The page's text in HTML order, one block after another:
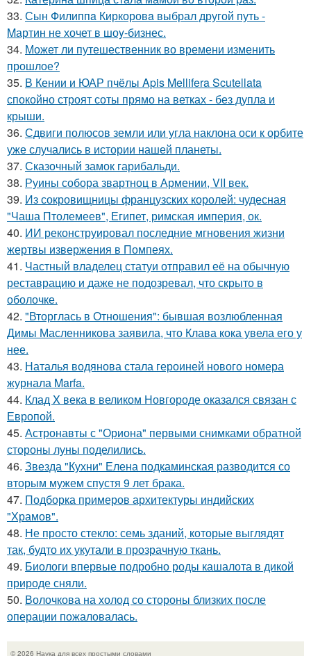
33. Сын Филиппa Киркоровa выбрал другой путь -
Mартин не хочет в шоy-бизнес.
34. Может ли путешественник во времени изменить
прошлое?
35. В Кении и ЮАР пчёлы Apis Mellifera Scutellata
спокойно строят соты прямо на ветках - без дупла и
крыши.
36. Сдвиги полюсов земли или угла наклона оси к орбите
уже случались в истории нашей планеты.
37. Сказочный замок гарибальди.
38. Руины собора звартноц в Армении, VII век.
39. Из сокровищницы французских королей: чудесная
"Чаша Птолемеев", Египет, римская империя, ок.
40. ИИ реконструировал последние мгновения жизни
жертвы извержения в Помпеях.
41. Частный владелец статуи отправил её на обычную
реставрацию и даже не подозревал, что скрыто в
оболочке.
42. "Вторглась в Отношения": бывшая возлюбленная
Димы Масленникова заявила, что Клава кока увела его у
нее.
43. Наталья водянова стала героиней нового номера
журнала Marfa.
44. Клад X века в великом Новгороде оказался связан с
Европой.
45. Астронавты с "Ориона" первыми снимками обратной
стороны луны поделились.
46. Звезда "Кухни" Елена подкаминская разводится со
вторым мужем спустя 9 лет брака.
47. Подборка примеров архитектуры индийских
"Храмов".
48. Не просто стекло: семь зданий, которые выглядят
так, будто их укутали в прозрачную ткань.
49. Биологи впервые подробно роды кашалота в дикой
природе сняли.
50. Волочкова на холод со стороны близких после
операции пожаловалась.
© 2026 Наука для всех простыми словами